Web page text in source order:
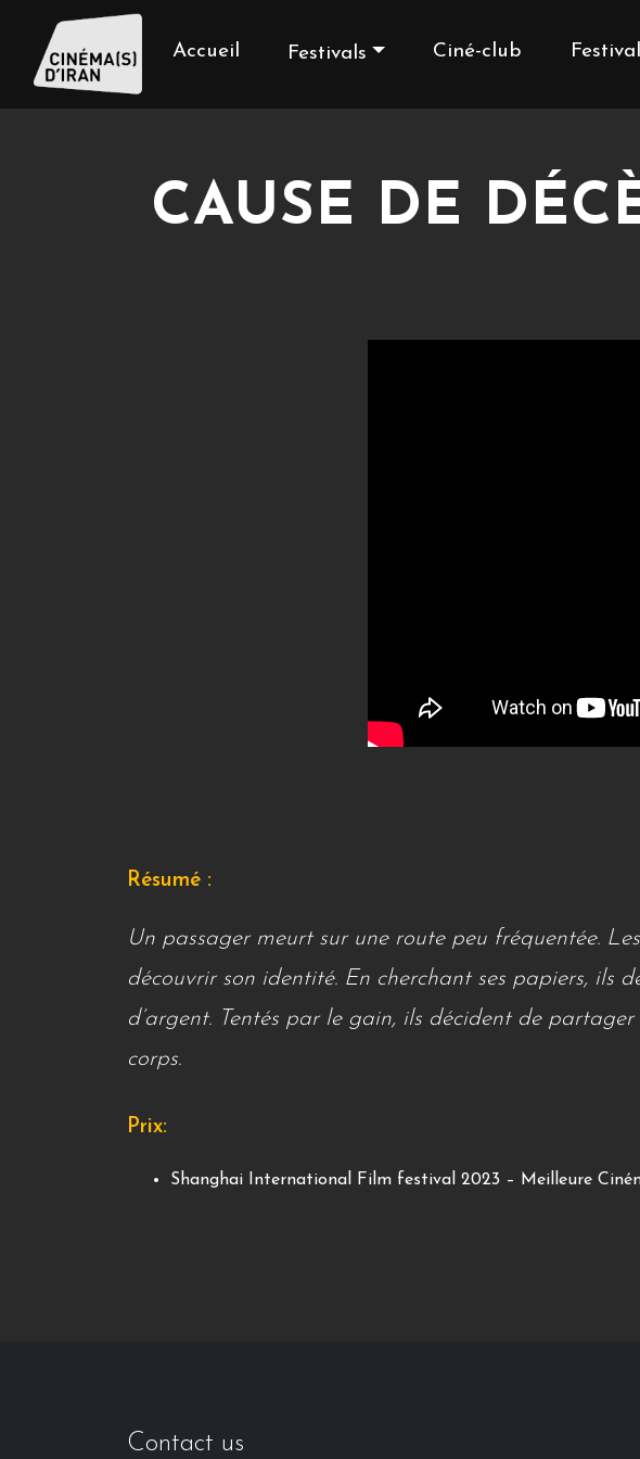
Accueil Festivals Ciné-club
CAUSE DE
Résumé :
Un passager meurt sur une route peu fréquentée.
découvrir son identité. En cherchant ses papiers, ils
d’argent. Tentés par le gain, ils décident de
corps.
Prix:
Shanghai International Film festival 2023 – Meilleure
Contact us